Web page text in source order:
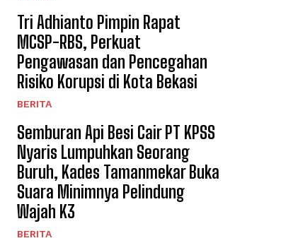
Tri Adhianto Pimpin Rapat
MCSP-RBS, Perkuat
Pengawasan dan Pencegahan
Risiko Korupsi di Kota Bekasi
BERITA
Semburan Api Besi Cair PT KPSS
Nyaris Lumpuhkan Seorang
Buruh, Kades Tamanmekar Buka
Suara Minimnya Pelindung
Wajah K3
BERITA